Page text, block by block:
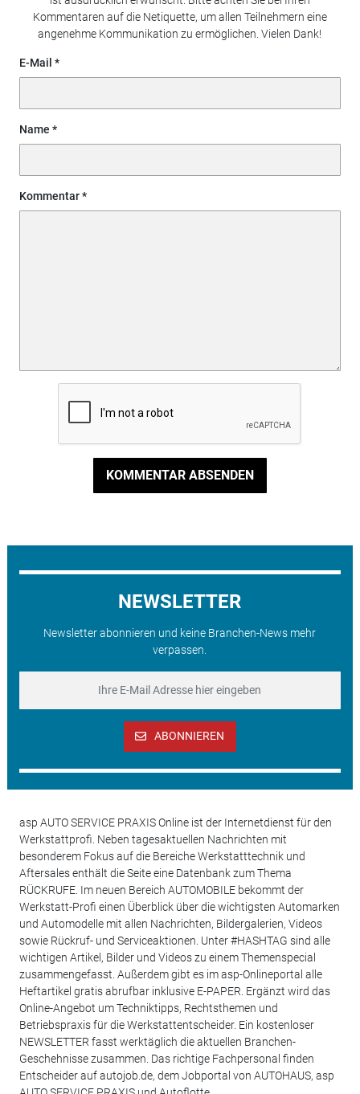
Kommentaren auf die Netiquette, um allen Teilnehmern eine
angenehme Kommunikation zu ermöglichen. Vielen Dank!
E-Mail
Name
Kommentar
KOMMENTAR ABSENDEN
NEWSLETTER
Newsletter abonnieren und keine Branchen-News mehr
verpassen.
ABONNIEREN
asp AUTO SERVICE PRAXIS Online ist der Internetdienst für den
Werkstattprofi. Neben tagesaktuellen Nachrichten mit
besonderem Fokus auf die Bereiche Werkstatttechnik und
Aftersales enthält die Seite eine Datenbank zum Thema
RÜCKRUFE. Im neuen Bereich AUTOMOBILE bekommt der
Werkstatt-Profi einen Überblick über die wichtigsten Automarken
und Automodelle mit allen Nachrichten, Bildergalerien, Videos
sowie Rückruf- und Serviceaktionen. Unter #HASHTAG sind alle
wichtigen Artikel, Bilder und Videos zu einem Themenspecial
zusammengefasst. Außerdem gibt es im asp-Onlineportal alle
Heftartikel gratis abrufbar inklusive E-PAPER. Ergänzt wird das
Online-Angebot um Techniktipps, Rechtsthemen und
Betriebspraxis für die Werkstattentscheider. Ein kostenloser
NEWSLETTER fasst werktäglich die aktuellen Branchen-
Geschehnisse zusammen. Das richtige Fachpersonal finden
Entscheider auf autojob.de, dem Jobportal von AUTOHAUS, asp